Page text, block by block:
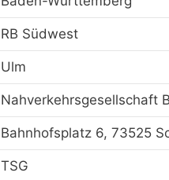
RB Südwest
Ulm
Nahverkehrsgesellschaft
Bahnhofsplatz 6, 73525
TSG